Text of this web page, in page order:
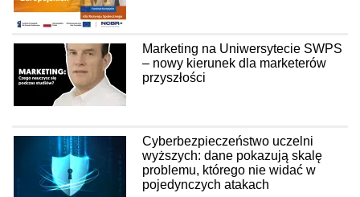
Marketing na Uniwersytecie SWPS
– nowy kierunek dla marketerów
przyszłości
Cyberbezpieczeństwo uczelni
wyższych: dane pokazują skalę
problemu, którego nie widać w
pojedynczych atakach